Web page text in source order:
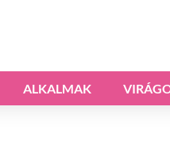
ALKALMAK